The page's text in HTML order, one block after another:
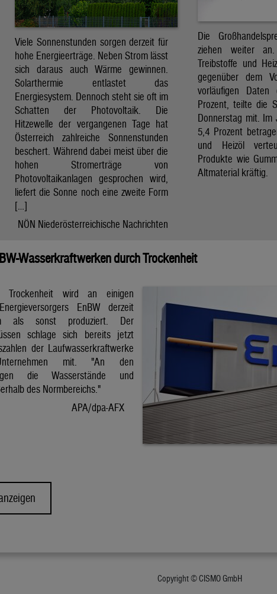
Viele Sonnenstunden sorgen derzeit für
hohe Energieerträge. Neben Strom lässt
sich daraus auch Wärme gewinnen.
Solarthermie entlastet das
Energiesystem. Dennoch steht sie oft im
Schatten der Photovoltaik. Die
Hitzewelle der vergangenen Tage hat
Österreich zahlreiche Sonnenstunden
beschert. Während dabei meist über die
hohen Stromerträge von
Photovoltaikanlagen gesprochen wird,
liefert die Sonne noch eine zweite Form
[…]
NÖN Niederösterreichische Nachrichten
Die
ziehen weiter
Treibstoffe und
gegenüber dem
vorläufigen
Prozent, teilte die
Donnerstag mit.
5,4 Prozent
und Heizöl
Produkte wie
Altmaterial kräftig.
Wasserkraftwerken durch Trockenheit
Trockenheit wird an einigen
EnBW derzeit
als sonst produziert. Der
schlage sich bereits jetzt
der Laufwasserkraftwerke
mit. "An den
die Wasserstände und
des Normbereichs."
APA/dpa-AFX
Copyright © CISMO GmbH